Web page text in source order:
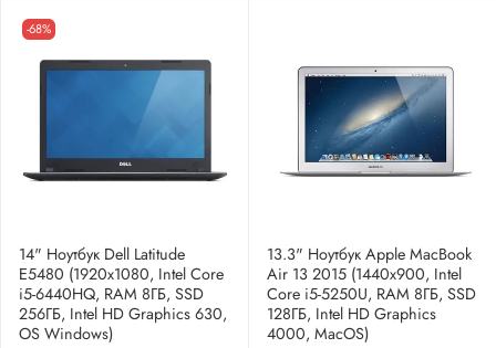
-68%
14" Ноутбук Dell Latitude
E5480 (1920х1080, Intel Core
i5-6440HQ, RAM 8ГБ, SSD
256ГБ, Intel HD Graphics 630,
OS Windows)
13.3" Ноутбук Apple MacBook
Air 13 2015 (1440x900, Intel
Core i5-5250U, RAM 8ГБ, SSD
128ГБ, Intel HD Graphics
4000, MacOS)